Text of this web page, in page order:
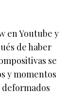
en Youtube y
de haber
se
y momentos